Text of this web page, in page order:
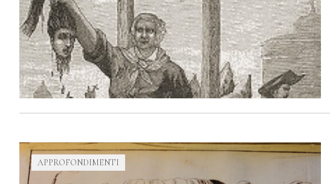
APPROFONDIMENTI